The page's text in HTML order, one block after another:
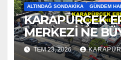
ALTINDAĞ SONDAKIKA GÜNDEM
KARAPÜRÇEK
MERKEZİ NE
2026
TEM 23, 2026